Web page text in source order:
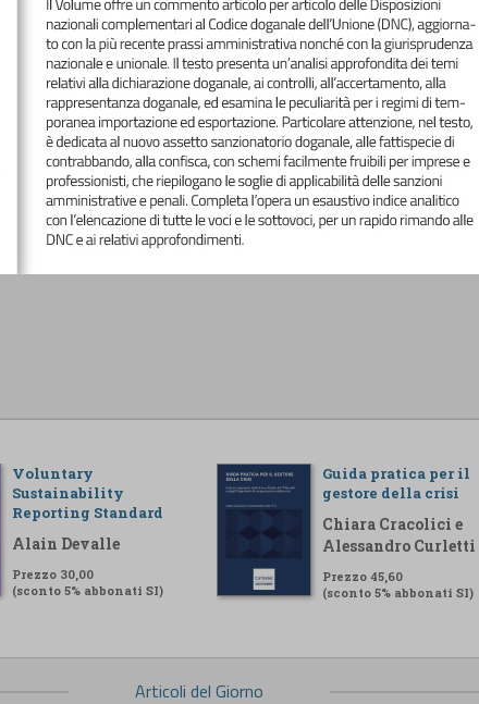
Voluntary
Sustainability
Reporting Standard
Alain Devalle
Prezzo 30,00
(sconto 5% abbonati SI)
Guida pratica per il
gestore della crisi
Chiara Cracolici e
Alessandro Curletti
Prezzo 45,60
(sconto 5% abbonati SI)
Articoli del Giorno